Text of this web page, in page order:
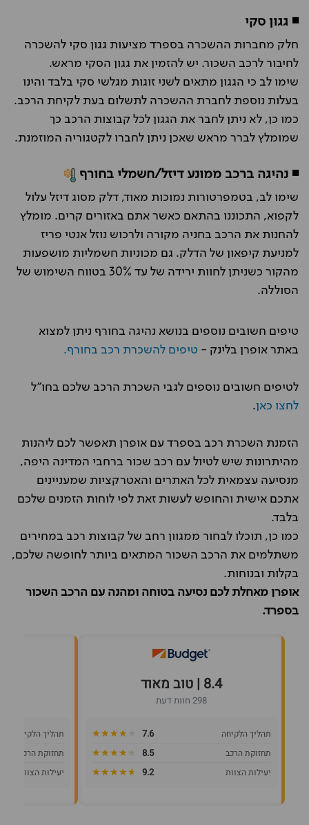
◾ גגון סקי
חלק מחברות ההשכרה בספרד מציעות גגון סקי להשכרה
לחיבור לרכב השכור. יש להזמין את גגון הסקי מראש.
שימו לב כי הגגון מתאים לשני זוגות מגלשי סקי בלבד והינו
בעלות נוספת לחברת ההשכרה לתשלום בעת לקיחת הרכב.
כמו כן, לא ניתן לחבר את הגגון לכל קבוצות הרכב כך
שמומלץ לברר מראש שאכן ניתן לחברו לקטגוריה המוזמנת.
◾ נהיגה ברכב ממונע דיזל/חשמלי בחורף
שימו לב, בטמפרטורות נמוכות מאוד, דלק מסוג דיזל עלול
לקפוא, התכוננו בהתאם כאשר אתם באזורים קרים. מומלץ
להחנות את הרכב בחניה מקורה ולרכוש נוזל אנטי פריז
למניעת קיפאון של הדלק. גם מכוניות חשמליות מושפעות
מהקור כשניתן לחוות ירידה של עד 30% בטווח השימוש של
הסוללה.
טיפים חשובים נוספים בנושא נהיגה בחורף ניתן למצוא
באתר אופרן בלינק - טיפים להשכרת רכב בחורף.
לטיפים חשובים נוספים לגבי השכרת הרכב שלכם בחו"ל
לחצו כאן.
הזמנת השכרת רכב בספרד עם אופרן תאפשר לכם ליהנות
מהיתרונות שיש לטיול עם רכב שכור ברחבי המדינה היפה,
מנסיעה עצמאית לכל האתרים והאטרקציות שמעניינים
אתכם אישית והחופש לעשות זאת לפי לוחות הזמנים שלכם
בלבד.
כמו כן, תוכלו לבחור ממגוון רחב של קבוצות רכב במחירים
משתלמים את הרכב השכור המתאים ביותר לחופשה שלכם,
בקלות ובנוחות.
אופרן מאחלת לכם נסיעה בטוחה ומהנה עם הרכב השכור
בספרד.
8.4 | טוב מאוד
298 חוות דעת
תהליך הלקיחה 7.6
★★★★★
★★★★★
תחזוקת הרכב 8.5
★★★★★
★★★★★
יעילות הצוות 9.2
★★★★★
★★★★★
תהליך הלקיחה
תחזוקת הרכב
יעילות הצוות